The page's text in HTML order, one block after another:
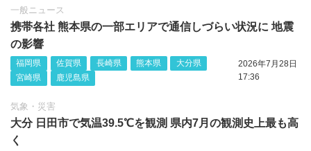
一般ニュース
携帯各社 熊本県の一部エリアで通信しづらい状況に 地震
の影響
福岡県 佐賀県 長崎県 熊本県
大分県
宮崎県
鹿児島県
2026年7月28日
17:36
気象・災害
大分 日田市で気温39.5℃を観測 県内7月の観測史上最も高
く